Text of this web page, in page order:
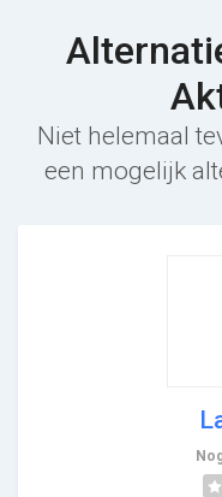
Niet helemaal
een mogelijk